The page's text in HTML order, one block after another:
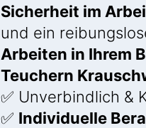
Sicherheit im
und ein
Arbeiten in Ihrem
Teuchern
✅ Unverbindlich &
✅ Individuelle